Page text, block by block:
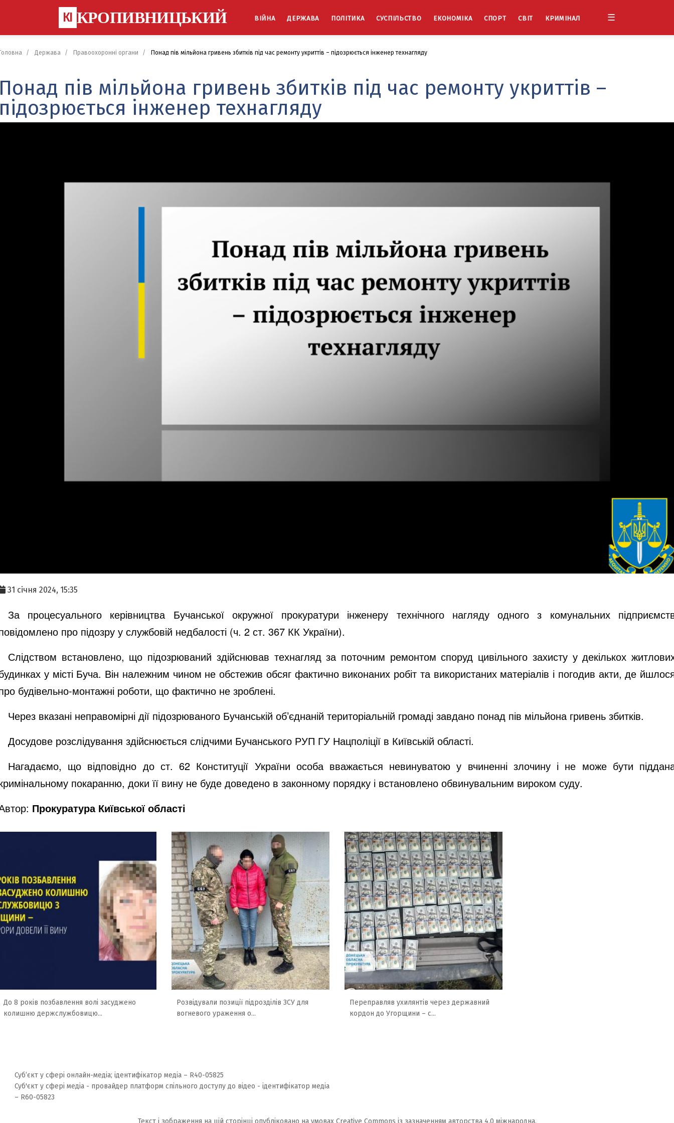
КІ КРОПИВНИЦЬКИЙ ВІЙНА ДЕРЖАВА ПОЛІТИКА СУСПІЛЬСТВО ЕКОНОМІКА СПОРТ СВІТ КРИМІНАЛ ☰
Держава Правоохоронні органи Понад пів мільйона гривень збитків під час ремонту укриттів – підозрюється інженер технагляду
пів мільйона гривень збитків під час ремонту укриттів –
інженер технагляду
31 січня 2024, 15:35
За процесуального керівництва Бучанської окружної прокуратури інженеру технічного нагляду одного з комунальних
про підозру у службовій недбалості (ч. 2 ст. 367 КК України).
Слідством встановлено, що підозрюваний здійснював технагляд за поточним ремонтомспоруд цивільного захисту у декількох
у місті Буча. Він належним чином не обстежив обсяг фактично виконаних робіт та використаних матеріалів і погодив акти, де
будівельно-монтажні роботи, що фактично не зроблені.
Через вказані неправомірні дії підозрюваного Бучанській об’єднаній територіальній громаді завдано понад пів мільйона гривень збитків.
Досудове розслідування здійснюється слідчими Бучанського РУП ГУ Нацполіції в Київській області.
Нагадаємо, що відповідно до ст. 62 Конституції України особа вважається невинуватою у вчиненні злочину і не може бути
покаранню, доки її вину не буде доведено в законному порядку і встановлено обвинувальним вироком суду.
Прокуратура Київської області
До 8 років позбавлення волі засуджено
колишню держслужбовицю...
Розвідували позиції підрозділів ЗСУ для
вогневого ураження о...
Переправляв ухилянтів через державний
кордон до Угорщини – с...
Суб’єкт у сфері онлайн-медіа; ідентифікатор медіа – R40-05825
Суб'єкт у сфері медіа - провайдер платформ спільного доступу до відео - ідентифікатор медіа
– R60-05823
Текст і зображення на цій сторінці опубліковано на умовах Creative Commons із зазначенням авторства 4.0 міжнародна.